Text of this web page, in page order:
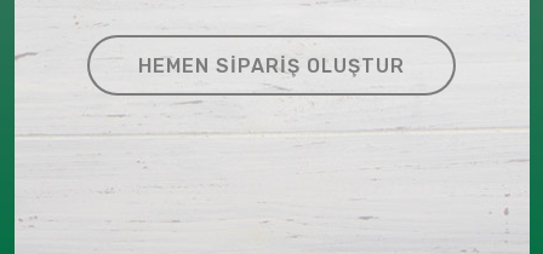
HEMEN SIPARIŞ OLUŞTUR